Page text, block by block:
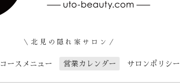
＼ 北 見 の 隠 れ 家 サ ロ ン ／
コースメニュー 営業カレンダー サロンポリシー